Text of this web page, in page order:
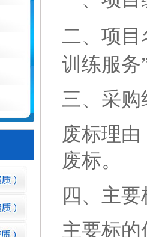
1 2
二、项目
训练服务
三、采购
废标理由
废标。
四、主
主要标